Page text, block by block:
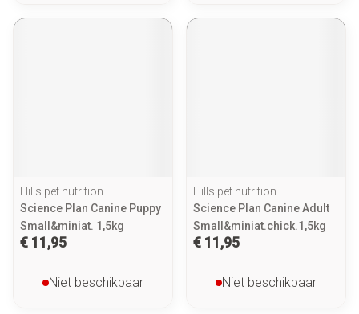
Hills pet nutrition
Science Plan Canine Puppy
Small&miniat. 1,5kg
€ 11,95
Niet beschikbaar
Hills pet nutrition
Science Plan Canine Adult
Small&miniat.chick.1,5kg
€ 11,95
Niet beschikbaar